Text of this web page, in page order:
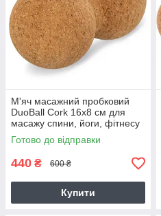
М'яч масажний пробковий
DuoBall Cork 16х8 см для
масажу спини, йоги, фітнесу
(FI-1113)
Готово до відправки
440 ₴ 600 ₴
Купити